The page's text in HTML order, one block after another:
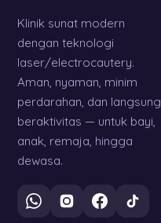
Klinik sunat modern
dengan teknologi
laser/electrocautery.
Aman, nyaman, minim
perdarahan, dan langsung
beraktivitas — untuk bayi,
anak, remaja, hingga
dewasa.